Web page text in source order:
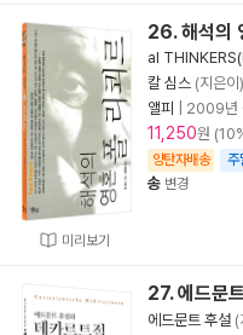
미리보기
26. 해석의
al
칼 심스 (지은이),
앨피
2009년
11,250원
양탄자배송 주
송 변경
27. 에드문
에드문트 후설 (